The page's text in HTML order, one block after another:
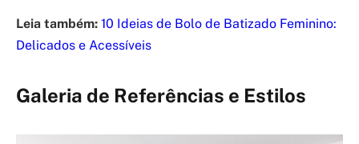
Leia também: 10 Ideias de Bolo de Batizado Feminino:
Delicados e Acessíveis
Galeria de Referências e Estilos